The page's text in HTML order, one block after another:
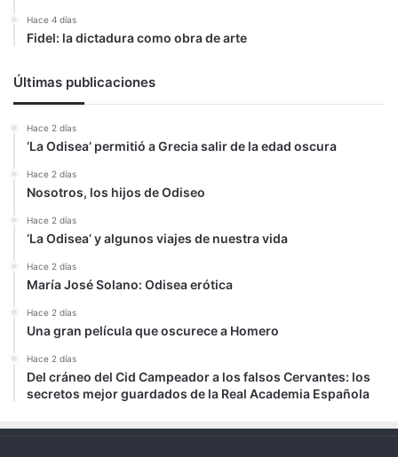
Hace 4 días
Fidel: la dictadura como obra de arte
Últimas publicaciones
Hace 2 días
‘La Odisea’ permitió a Grecia salir de la edad oscura
Hace 2 días
Nosotros, los hijos de Odiseo
Hace 2 días
‘La Odisea’ y algunos viajes de nuestra vida
Hace 2 días
María José Solano: Odisea erótica
Hace 2 días
Una gran película que oscurece a Homero
Hace 2 días
Del cráneo del Cid Campeador a los falsos Cervantes: los
secretos mejor guardados de la Real Academia Española